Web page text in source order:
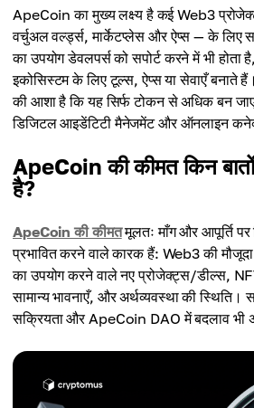
ApeCoin का मुख्य लक्ष्य है कई Web3
वर्चुअल वर्ल्ड्स, मार्केटप्लेस और ऐप्स — के लिए
का उपयोग डेवलपर्स को सपोर्ट करने में भी
इकोसिस्टम के लिए टूल्स, ऐप्स या सेवाएँ बनाते
की आशा है कि यह सिर्फ टोकन से अधिक बन
डिजिटल आइडेंटिटी मैनेजमेंट और ऑनलाइन
ApeCoin की कीमत किन बातों
है?
ApeCoin की कीमतमूलतः माँग और आपूर्ति पर
प्रभावित करने वाले कारक हैं: Web3 की
का उपयोग करने वाले नए प्रोजेक्ट्स/डील्स,
सामान्य भावनाएँ, और अर्थव्यवस्था की स्थिति।
सक्रियता और ApeCoin DAO में बदलाव भी